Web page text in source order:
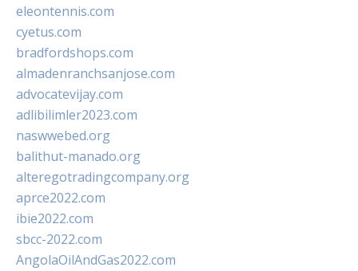
eleontennis.com
cyetus.com
bradfordshops.com
almadenranchsanjose.com
advocatevijay.com
adlibilimler2023.com
naswwebed.org
balithut-manado.org
alteregotradingcompany.org
aprce2022.com
ibie2022.com
sbcc-2022.com
AngolaOilAndGas2022.com